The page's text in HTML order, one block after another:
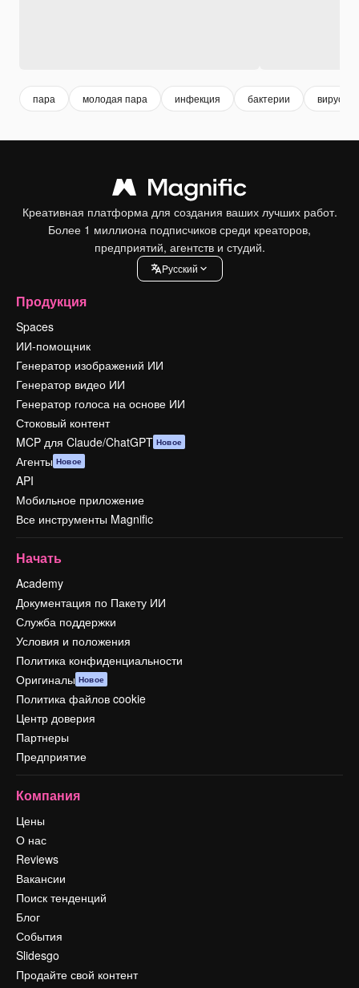
пара молодая пара инфекция бактерии вирус
Креативная платформа для создания ваших лучших работ.
Более 1 миллиона подписчиков среди креаторов,
предприятий, агентств и студий.
Pусский
Продукция
Spaces
ИИ-помощник
Генератор изображений ИИ
Генератор видео ИИ
Генератор голоса на основе ИИ
Стоковый контент
MCP для Claude/ChatGPT Новое
Агенты Новое
API
Мобильное приложение
Все инструменты Magnific
Начать
Academy
Документация по Пакету ИИ
Служба поддержки
Условия и положения
Политика конфиденциальности
Оригиналы Новое
Политика файлов cookie
Центр доверия
Партнеры
Предприятие
Компания
Цены
О нас
Reviews
Вакансии
Поиск тенденций
Блог
События
Slidesgo
Продайте свой контент